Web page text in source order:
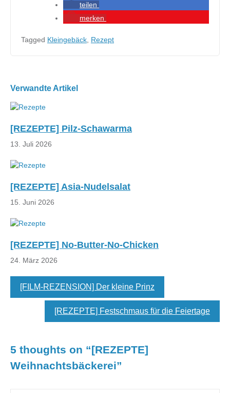
teilen
merken
Tagged Kleingebäck, Rezept
Verwandte Artikel
[REZEPTE] Pilz-Schawarma
13. Juli 2026
[REZEPTE] Asia-Nudelsalat
15. Juni 2026
[REZEPTE] No-Butter-No-Chicken
24. März 2026
Beitragsnavigation
[FILM-REZENSION] Der kleine Prinz
[REZEPTE] Festschmaus für die Feiertage
5 thoughts on “[REZEPTE]
Weihnachtsbäckerei”